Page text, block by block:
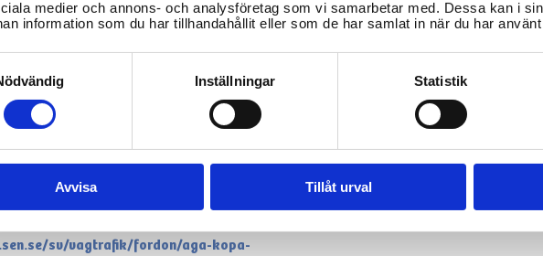
medier och annons- och analysföretag som vi samarbetar med. Dessa kan i
information som du har tillhandahållit eller som de har samlat in när du har
Inställningar Statistik
Avvisa Tillåt urval
kan ha andra regler
tätare kontrollkrav
sig utomlands under större delen av året, ska
det landet där det befinner sig. Ett
i Sverige annars.
sv/vagtrafik/fordon/aga-kopa-
sv/vagtrafik/fordon/aga-kopa-